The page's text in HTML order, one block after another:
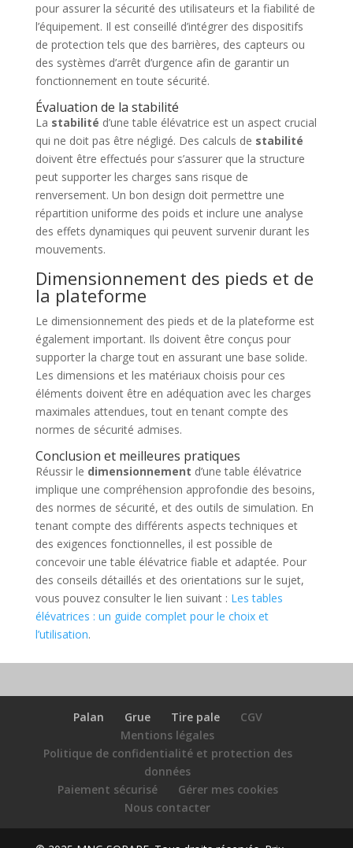
pour assurer la sécurité des utilisateurs et la fiabilité de
l’équipement. Il est conseillé d’intégrer des dispositifs
de protection tels que des barrières, des capteurs ou
des systèmes d’arrêt d’urgence afin de garantir un
fonctionnement en toute sécurité.
Évaluation de la stabilité
La stabilité d’une table élévatrice est un aspect crucial
qui ne doit pas être négligé. Des calculs de stabilité
doivent être effectués pour s’assurer que la structure
peut supporter les charges sans risque de
renversement. Un bon design doit permettre une
répartition uniforme des poids et inclure une analyse
des effets dynamiques qui peuvent survenir durant les
mouvements.
Dimensionnement des pieds et de
la plateforme
Le dimensionnement des pieds et de la plateforme est
également important. Ils doivent être conçus pour
supporter la charge tout en assurant une base solide.
Les dimensions et les matériaux choisis pour ces
éléments doivent être en adéquation avec les charges
maximales attendues, tout en tenant compte des
normes de sécurité admises.
Conclusion et meilleures pratiques
Réussir le dimensionnement d’une table élévatrice
implique une compréhension approfondie des besoins,
des normes de sécurité, et des outils de simulation. En
tenant compte des différents aspects techniques et
des exigences fonctionnelles, il est possible de
concevoir une table élévatrice fiable et adaptée. Pour
des conseils détaillés et des orientations sur le sujet,
vous pouvez consulter le lien suivant : Les tables
élévatrices : un guide complet pour le choix et
l’utilisation.
Palan Grue Tire pale
CGV
Mentions légales
Politique de confidentialité et protection des
données
Paiement sécurisé
Gérer mes cookies
Nous contacter